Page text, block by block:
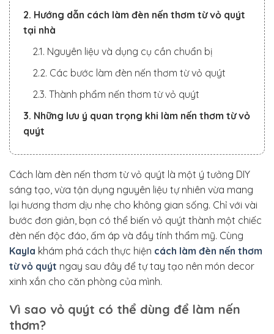
2. Hướng dẫn cách làm đèn nến thơm từ vỏ quýt
tại nhà
2.1. Nguyên liệu và dụng cụ cần chuẩn bị
2.2. Các bước làm đèn nến thơm từ vỏ quýt
2.3. Thành phẩm nến thơm từ vỏ quýt
3. Những lưu ý quan trọng khi làm nến thơm từ vỏ
quýt
Cách làm đèn nến thơm từ vỏ quýt là một ý tưởng DIY
sáng tạo, vừa tận dụng nguyên liệu tự nhiên vừa mang
lại hương thơm dịu nhẹ cho không gian sống. Chỉ với vài
bước đơn giản, bạn có thể biến vỏ quýt thành một chiếc
đèn nến độc đáo, ấm áp và đầy tính thẩm mỹ. Cùng
Kayla khám phá cách thực hiện cách làm đèn nến thơm
từ vỏ quýt ngay sau đây để tự tay tạo nên món decor
xinh xắn cho căn phòng của mình.
Vì sao vỏ quýt có thể dùng để làm nến
thơm?